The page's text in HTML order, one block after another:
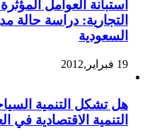
استبانة العوامل
التجارية: دراسة حالة
السعودية
19 فبراير,2012
هل تشكل التنمية
التنمية الاقتصادية في